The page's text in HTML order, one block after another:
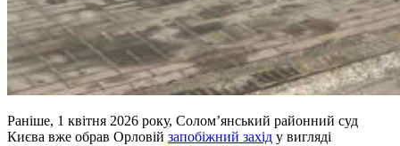
Раніше, 1 квітня 2026 року, Солом’янський районний суд
Києва вже обрав Орловій запобіжний захід у вигляді